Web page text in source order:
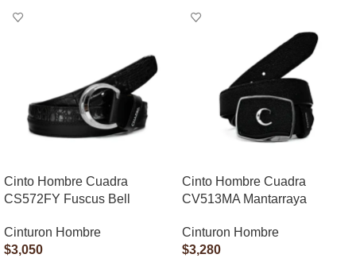
Cinto Hombre Cuadra
CS572FY Fuscus Bell
Cinturon Hombre
$3,050
Cinto Hombre Cuadra
CV513MA Mantarraya
Cinturon Hombre
$3,280